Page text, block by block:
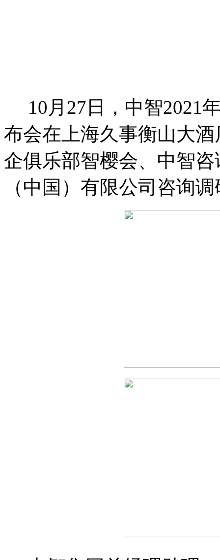
10月27日，中智2021
布会在上海久事衡山大
企俱乐部智樱会、中智
（中国）有限公司咨询